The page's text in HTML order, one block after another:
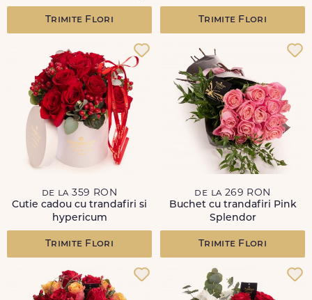
Trimite Flori Trimite Flori
de la 359 RON
Cutie cadou cu trandafiri si
hypericum
Trimite Flori
de la 269 RON
Buchet cu trandafiri Pink
Splendor
Trimite Flori